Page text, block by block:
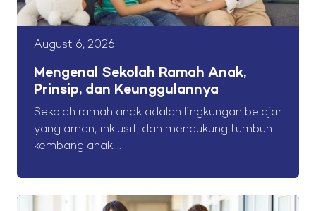
August 6, 2026
Mengenal Sekolah Ramah Anak,
Prinsip, dan Keunggulannya
Sekolah ramah anak adalah lingkungan belajar
yang aman, inklusif, dan mendukung tumbuh
kembang anak....